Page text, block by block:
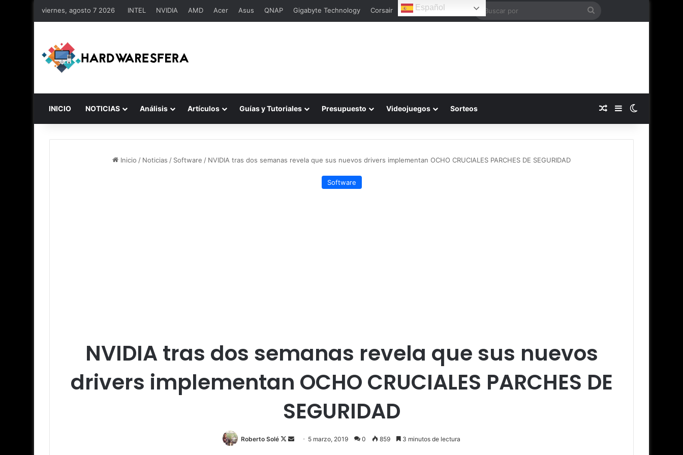
viernes, agosto 7 2026 INTEL NVIDIA AMD Acer Asus QNAP Gigabyte Technology Corsair Español
Buscar
INICIO NOTICIAS Análisis Artículos Guías y Tutoriales Presupuesto Videojuegos Sorteos Publicación al azar
Barra lateral
Inicio / Noticias / Software / NVIDIA tras dos semanas revela que sus nuevos drivers implementan OCHO CRUCIALES PARCHES DE SEGURIDAD
Software
NVIDIA tras dos semanas revela que sus nuevos
drivers implementan OCHO CRUCIALES PARCHES DE
SEGURIDAD
Roberto Solé
F
5 marzo, 2019 0 859 3 minutos de lectura